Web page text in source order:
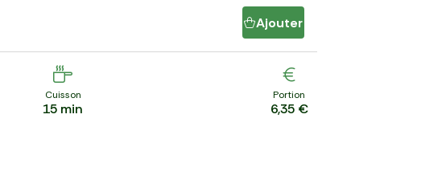
Cuisson
15 min
Portion
6,35 €
Ajouter